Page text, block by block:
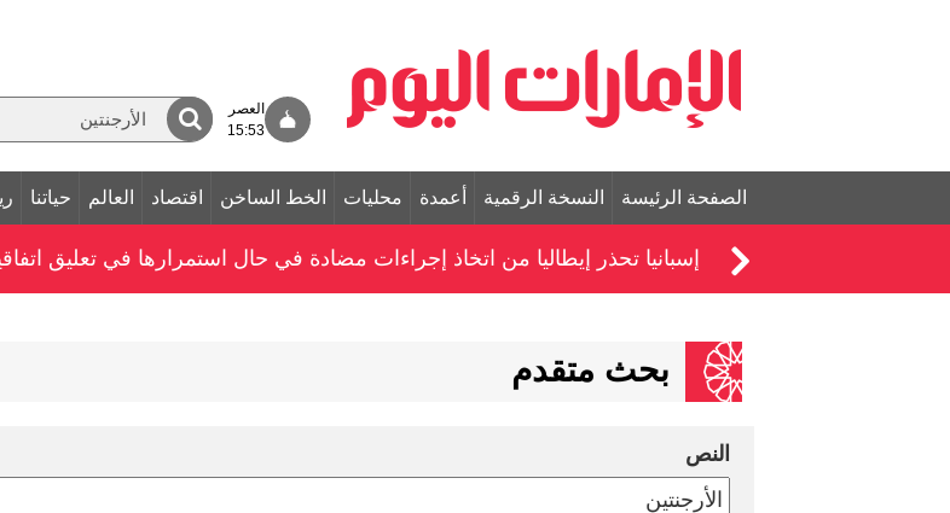
العصر
15:53
الصفحة الرئيسة النسخة الرقمية أعمدة محليات الخط الساخن اقتصاد العالم حياتنا
إسبانيا تحذر إيطاليا من اتخاذ إجراءات مضادة في حال استمرارها في تعليق
بحث متقدم
النص